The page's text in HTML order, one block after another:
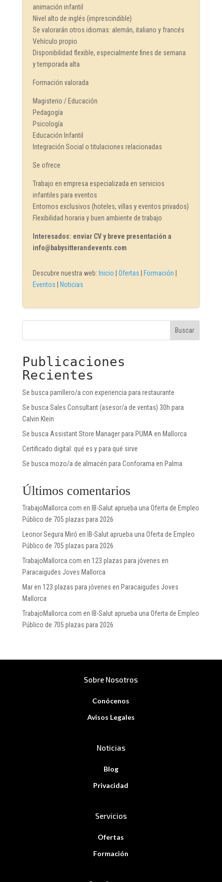
animación infantil
Nivel alto de inglés (imprescindible)
Se valorarán otros idiomas: alemán, italiano y francés
Vehículo propio
Disponibilidad flexible, especialmente fines de semana
y temporada alta
Formación valorada
Magisterio / Educación
Pedagogía
Psicología
Educación Infantil
Integración Social o titulaciones relacionadas
Se ofrece
Trabajo en empresa especializada en servicios
infantiles para eventos
Entornos exclusivos (hoteles, villas y eventos privados)
Flexibilidad horaria y buen ambiente de trabajo
Interesados: enviar CV y breve presentación a
info@babysitterandevents.com
Descubre nuestra web: Inicio Ofertas Formación
Eventos
Noticias
Buscar
Publicaciones
Recientes
Se busca parrillero/a con experiencia para restaurante
Se busca Sales Consultant (asesor/a de ventas) 30h para
Calvin Klein
Se busca Assistant Store Manager para PUMA en Mallorca
Certificado digital: qué es y para qué sirve
Se busca mozo/a de almacén para Conforama en Palma
Últimos comentarios
TrabajoMallorca.com en IB-Salut aprueba una Oferta de Empleo
Público de 705 plazas para 2026
Leonor Segura Miró en IB-Salut aprueba una Oferta de Empleo
Público de 705 plazas para 2026
TrabajoMallorca.com en 123 plazas para jóvenes en
Paracaigudes Joves Mallorca
Maren 123 plazas para jóvenes en Paracaigudes Joves
Mallorca
TrabajoMallorca.com en IB-Salut aprueba una Oferta de Empleo
Público de 705 plazas para 2026
Sobre Nosotros
Conócenos
Avisos Legales
Noticias
Blog
Privacidad
Servicios
Ofertas
Formación